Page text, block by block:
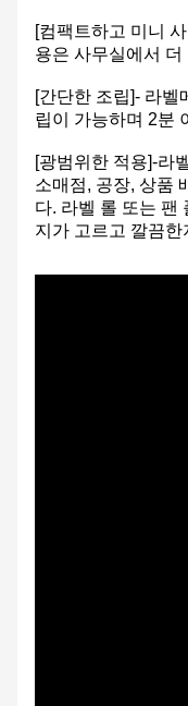
[컴팩트하고 미니
용은 사무실에서
[간단한 조립]- 라벨
립이 가능하며 2분
[광범위한 적용]-라
소매점, 공장, 상품
다. 라벨 롤 또는 팬
지가 고르고 깔끔